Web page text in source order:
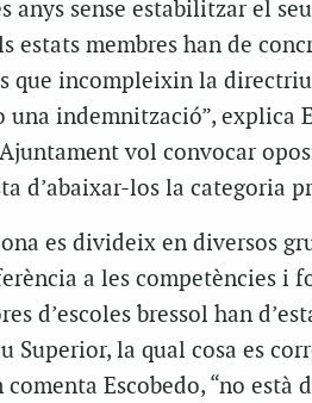
anys sense estabilitzar el
estats membres han de
que incompleixin la
indemnització”, explica
vol convocar
d’abaixar-los la categoria
es divideix en diversos
a les competències i
d’escoles bressol han
Superior, la qual cosa es
Escobedo, “no està